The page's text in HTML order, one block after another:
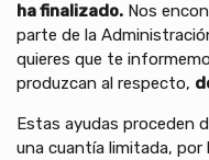
ha finalizado. Nos
parte de la
quieres que te
produzcan al respecto,
Estas ayudas proceden
una cuantía limitada,